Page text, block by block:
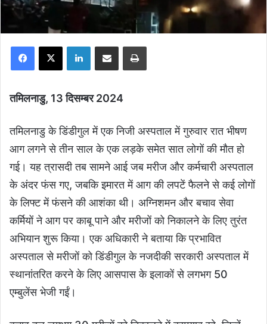
Facebook
X LinkedInShare via Email Print
तमिलनाडु, 13 दिसम्बर 2024
तमिलनाडु के डिंडीगुल में एक निजी अस्पताल में गुरुवार रात भीषण
आग लगने से तीन साल के एक लड़के समेत सात लोगों की मौत हो
गई। यह त्रासदी तब सामने आई जब मरीज और कर्मचारी अस्पताल
के अंदर फंस गए, जबकि इमारत में आग की लपटें फैलने से कई लोगों
के लिफ्ट में फंसने की आशंका थी। अग्निशमन और बचाव सेवा
कर्मियों ने आग पर काबू पाने और मरीजों को निकालने के लिए तुरंत
अभियान शुरू किया। एक अधिकारी ने बताया कि प्रभावित
अस्पताल से मरीजों को डिंडीगुल के नजदीकी सरकारी अस्पताल में
स्थानांतरित करने के लिए आसपास के इलाकों से लगभग 50
एम्बुलेंस भेजी गईं।